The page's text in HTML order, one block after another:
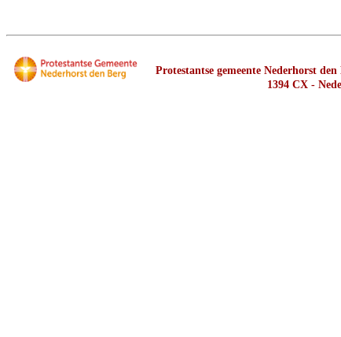
Protestantse gemeente Nederhorst
1394 CX -